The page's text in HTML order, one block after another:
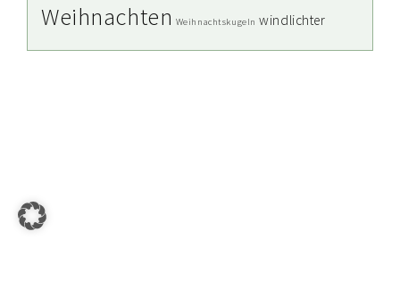
Weihnachten Weihnachtskugeln windlichter